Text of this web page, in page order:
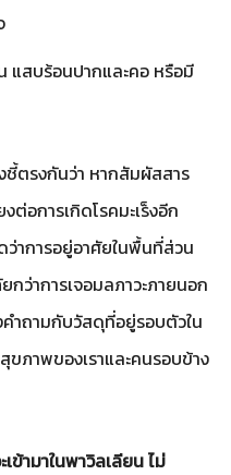
แสบร้อนปากและคอ หรือมี
ตรงกันว่า หากสัมผัสสาร
ต่อการเกิดโรคมะเร็งอีก
ว่าการอยู่อาศัยในพื้นที่ส่วน
กว่าการเจอมลภาวะภายนอก
ำถามกับวัสดุที่อยู่รอบตัวใน
ภาพของเราและคนรอบข้าง
ข้ามาในพาวิลเลียน ไม่